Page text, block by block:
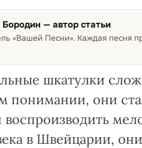
Бородин — автор статьи
«Вашей Песни». Каждая песня
шкатулки
понимании, они
в Швейцарии,